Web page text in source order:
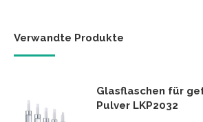
Verwandte Produkte
Glasflaschen für
Pulver LKP2032